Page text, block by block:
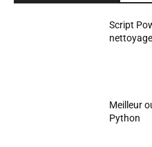
Script
Meilleur
Python